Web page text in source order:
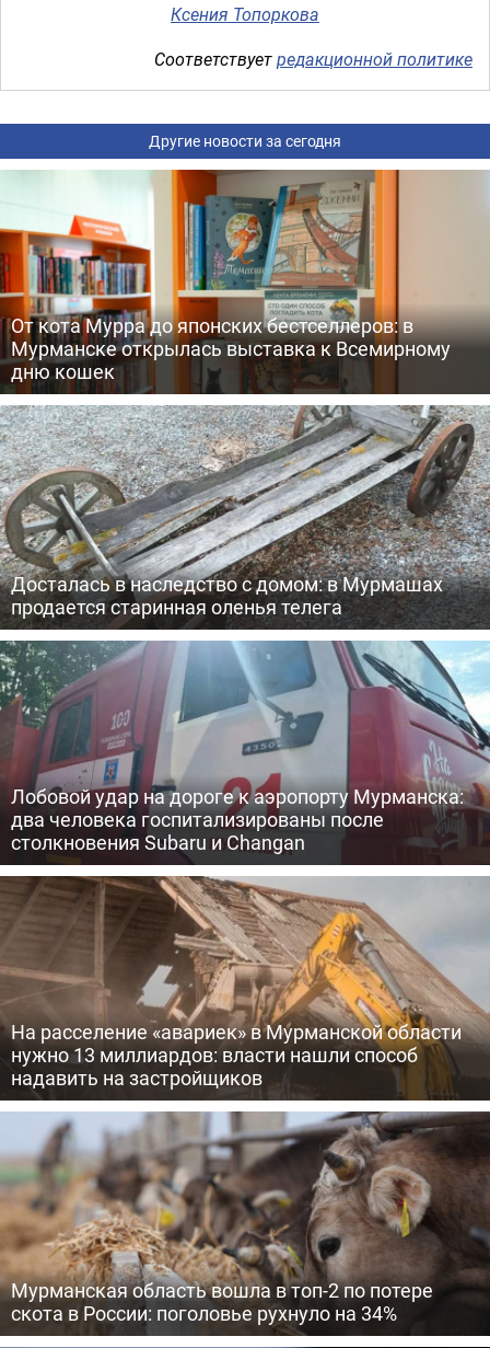
Ксения Топоркова
Соответствуетредакционной политике
Другие новости за сегодня
От кота Мурра до японских бестселлеров: в
Мурманске открылась выставка к Всемирному
дню кошек
Досталась в наследство с домом: в Мурмашах
продается старинная оленья телега
Лобовой удар на дороге к аэропорту Мурманска:
два человека госпитализированы после
столкновения Subaru и Changan
На расселение «авариек» в Мурманской области
нужно 13 миллиардов: власти нашли способ
надавить на застройщиков
Мурманская область вошла в топ-2 по потере
скота в России: поголовье рухнуло на 34%